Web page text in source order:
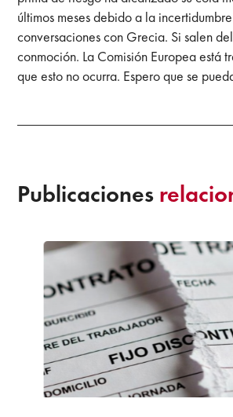
últimos meses debido a la
conversaciones con Grecia. Si salen
conmoción. La Comisión Europea está
que esto no ocurra. Espero que se
Publicaciones